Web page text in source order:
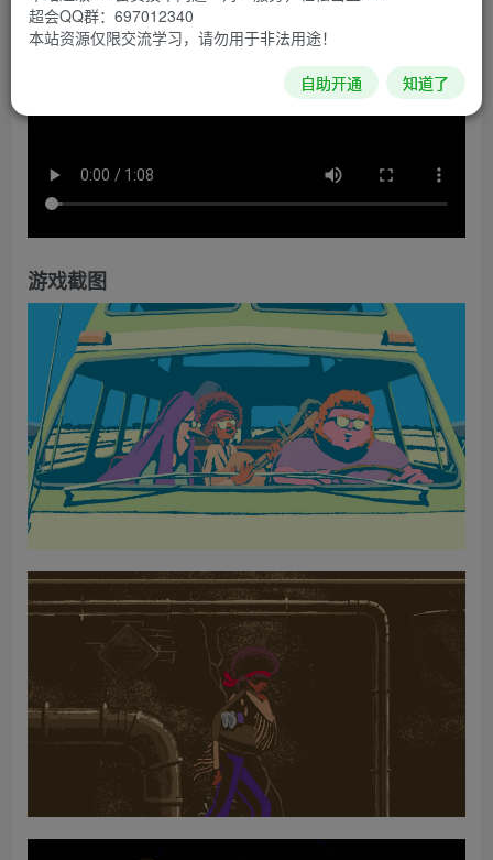
游戏截图
超会QQ群：697012340
本站资源仅限交流学习，请勿用于非法用途！
自助开通 知道了